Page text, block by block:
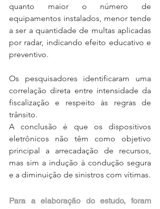
quanto maior o número de
equipamentos instalados, menor tende
a ser a quantidade de multas aplicadas
por radar, indicando efeito educativo e
preventivo.
Os pesquisadores identificaram uma
correlação direta entre intensidade da
fiscalização e respeito às regras de
trânsito.
A conclusão é que os dispositivos
eletrônicos não têm como objetivo
principal a arrecadação de recursos,
mas sim a indução à condução segura
e a diminuição de sinistros com vítimas.
Para a elaboração do estudo, foram